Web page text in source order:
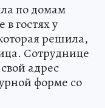
по домам
гостях у
решила,
Сотруднице
адрес
форме со